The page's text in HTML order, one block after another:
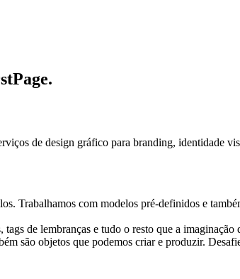
de design gráfico para branding, identidade
Trabalhamos com modelos pré-definidos e
tags de lembranças e tudo o resto que a
são objetos que podemos criar e produzir.